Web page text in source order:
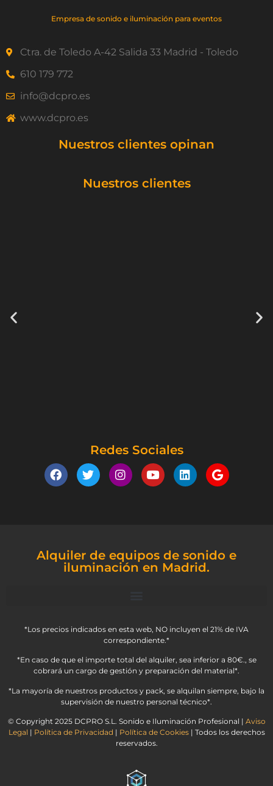
Empresa de sonido e iluminación para eventos
Ctra. de Toledo A-42 Salida 33 Madrid - Toledo
610 179 772
info@dcpro.es
www.dcpro.es
Nuestros clientes opinan
Nuestros clientes
Redes Sociales
Alquiler de equipos de sonido e
iluminación en Madrid.
*Los precios indicados en esta web, NO incluyen el 21% de IVA
correspondiente.*
*En caso de que el importe total del alquiler, sea inferior a 80€., se
cobrará un cargo de gestión y preparación del material*.
*La mayoría de nuestros productos y pack, se alquilan siempre, bajo la
supervisión de nuestro personal técnico*.
© Copyright 2025 DCPRO S.L. Sonido e Iluminación Profesional | Aviso
Legal | Política de Privacidad | Política de Cookies| Todos los derechos
reservados.